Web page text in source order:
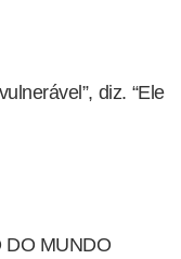
diz. “Ele
DO MUNDO